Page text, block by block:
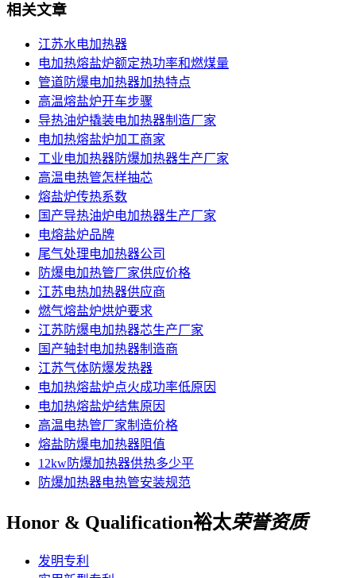
相关文章
江苏水电加热器
电加热熔盐炉额定热功率和燃煤量
管道防爆电加热器加热特点
高温熔盐炉开车步骤
导热油炉撬装电加热器制造厂家
电加热熔盐炉加工商家
工业电加热器防爆加热器生产厂家
高温电热管怎样抽芯
熔盐炉传热系数
国产导热油炉电加热器生产厂家
电熔盐炉品牌
尾气处理电加热器公司
防爆电加热管厂家供应价格
江苏电热加热器供应商
燃气熔盐炉烘炉要求
江苏防爆电加热器芯生产厂家
国产轴封电加热器制造商
江苏气体防爆发热器
电加热熔盐炉点火成功率低原因
电加热熔盐炉结焦原因
高温电热管厂家制造价格
熔盐防爆电加热器阻值
12kw防爆加热器供热多少平
防爆加热器电热管安装规范
Honor & Qualification裕太荣誉资质
发明专利